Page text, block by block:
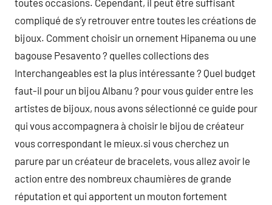
toutes occasions. Cependant, il peut être suffisant
compliqué de s’y retrouver entre toutes les créations de
bijoux. Comment choisir un ornement Hipanema ou une
bagouse Pesavento ? quelles collections des
Interchangeables est la plus intéressante ? Quel budget
faut-il pour un bijou Albanu ? pour vous guider entre les
artistes de bijoux, nous avons sélectionné ce guide pour
qui vous accompagnera à choisir le bijou de créateur
vous correspondant le mieux.si vous cherchez un
parure par un créateur de bracelets, vous allez avoir le
action entre des nombreux chaumières de grande
réputation et qui apportent un mouton fortement